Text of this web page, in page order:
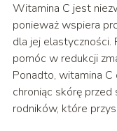
Witamina C jest
ponieważ wspiera
dla jej elastyczności.
pomóc w redukcji
Ponadto, witamina C
chroniąc skórę
rodników, które